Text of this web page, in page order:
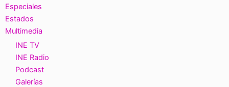
Especiales
Estados
Multimedia
INE TV
INE Radio
Podcast
Galerías